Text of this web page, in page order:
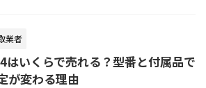
業者
はいくらで売れる？型番と付属品で
が変わる理由